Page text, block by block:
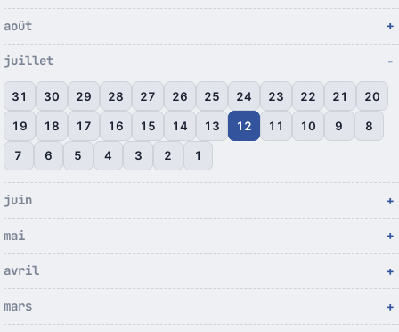
août
juillet
31 30 29 28 27 26 25 24 23 22 21 20
19 18 17 16 15 14 13 12 11 10 9 8
7 6 5 4 3 2 1
juin
mai
avril
mars